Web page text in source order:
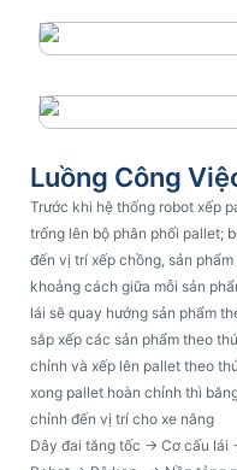
Luồng Công
Trước khi hệ thống robot xếp
trống lên bộ phân phối pallet;
đến vị trí xếp chồng, sản
khoảng cách giữa mỗi sản
lái sẽ quay hướng sản phẩm
sắp xếp các sản phẩm theo
chỉnh và xếp lên pallet theo
xong pallet hoàn chỉnh thì
chỉnh đến vị trí cho xe nâng
Dây đai tăng tốc → Cơ cấu lái